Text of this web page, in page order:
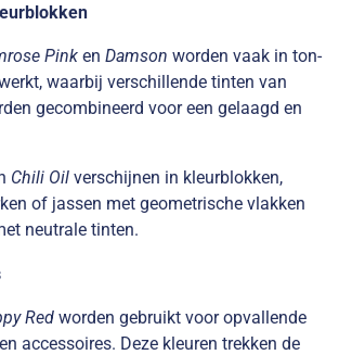
Pink en Damson worden vaak in ton-
waarbij verschillende tinten van
gecombineerd voor een gelaagd en
Chili Oil verschijnen in kleurblokken,
of jassen met geometrische vlakken
neutrale tinten.
Red worden gebruikt voor opvallende
accessoires. Deze kleuren trekken de